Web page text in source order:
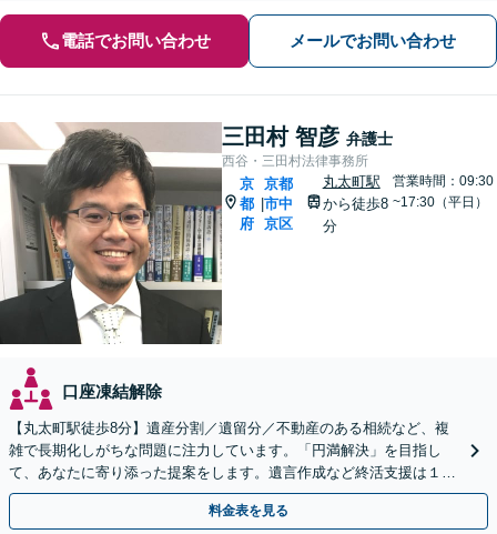
電話でお問い合わせ メールでお問い合わせ
三田村 智彦 弁護士
西谷・三田村法律事務所
京
都
府
京都
市中
京区
丸太町駅
から徒歩8
分
営業時間：09:30
~17:30（平日）
口座凍結解除
【丸太町駅徒歩8分】遺産分割／遺留分／不動産のある相続など、複
雑で長期化しがちな問題に注力しています。「円満解決」を目指し
て、あなたに寄り添った提案をします。遺言作成など終活支援は１１
万円（税込）〜。【明瞭会計・スピード対応】【他士業連携】
料金表を見る